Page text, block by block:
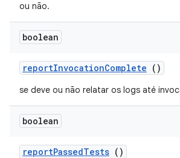
ou não.
boolean
reportInvocationComplete ()
se deve ou não relatar os logs até
boolean
reportPassedTests ()